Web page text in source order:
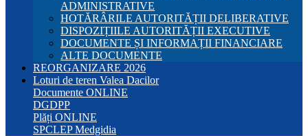
ADMINISTRATIVE
HOTĂRÂRILE AUTORITĂȚII DELIBERATIVE
DISPOZIȚIILE AUTORITĂȚII EXECUTIVE
DOCUMENTE ȘI INFORMAȚII FINANCIARE
ALTE DOCUMENTE
REORGANIZARE 2026
Loturi de teren Valea Dacilor
Documente ONLINE
DGDPP
Plăți ONLINE
SPCLEP Medgidia